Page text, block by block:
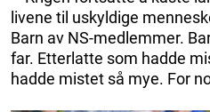
livene til uskyldige
Barn av NS-medlemmer.
far. Etterlatte som hadde
hadde mistet så mye. For